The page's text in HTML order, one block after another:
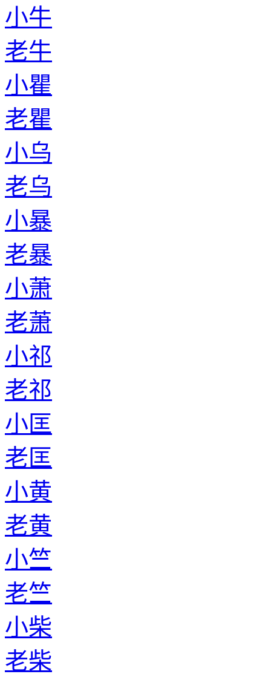
小牛
老牛
小瞿
老瞿
小乌
老乌
小暴
老暴
小萧
老萧
小祁
老祁
小匡
老匡
小黄
老黄
小竺
老竺
小柴
老柴